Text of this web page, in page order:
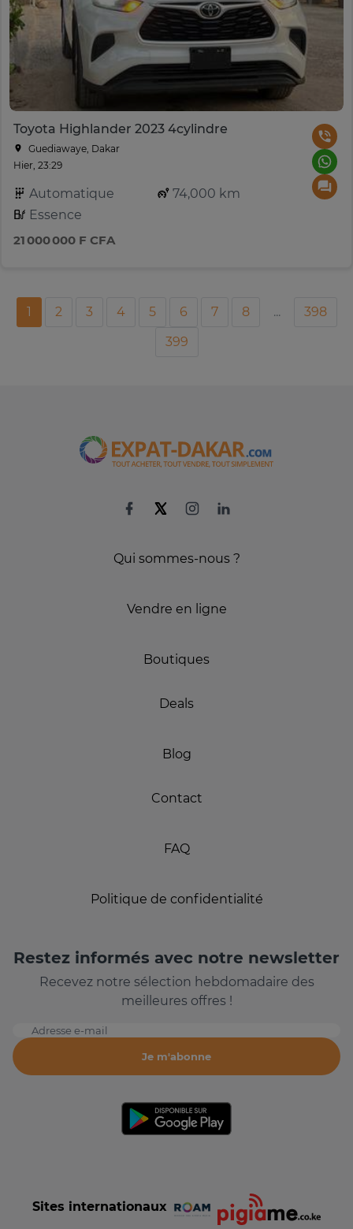
Toyota Highlander 2023 4cylindre
Guediawaye, Dakar
Hier, 23:29
Automatique
74,000 km
Essence
21 000 000 F CFA
1 2 3 4 5 6 7 8 ...
398
399
Qui sommes-nous ?
Vendre en ligne
Boutiques
Deals
Blog
Contact
FAQ
Politique de confidentialité
Restez informés avec notre newsletter
Recevez notre sélection hebdomadaire des
meilleures offres !
Adresse e-mail
Je m'abonne
Sites internationaux